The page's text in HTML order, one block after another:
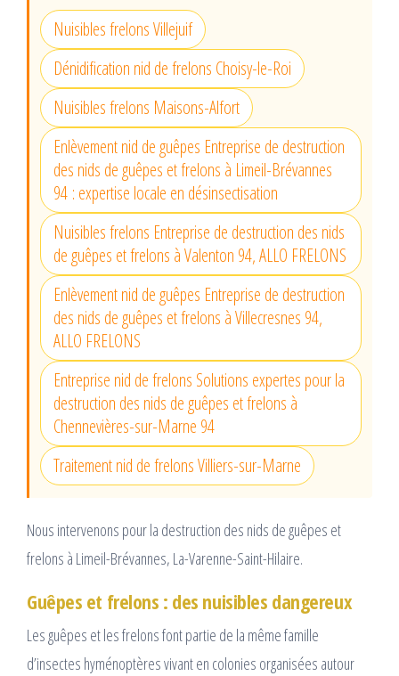
Nuisibles frelons Villejuif
Dénidification nid de frelons Choisy-le-Roi
Nuisibles frelons Maisons-Alfort
Enlèvement nid de guêpes Entreprise de destruction
des nids de guêpes et frelons à Limeil-Brévannes
94 : expertise locale en désinsectisation
Nuisibles frelons Entreprise de destruction des nids
de guêpes et frelons à Valenton 94, ALLO FRELONS
Enlèvement nid de guêpes Entreprise de destruction
des nids de guêpes et frelons à Villecresnes 94,
ALLO FRELONS
Entreprise nid de frelons Solutions expertes pour la
destruction des nids de guêpes et frelons à
Chennevières-sur-Marne 94
Traitement nid de frelons Villiers-sur-Marne
Nous intervenons pour la destruction des nids de guêpes et
frelons à Limeil-Brévannes, La-Varenne-Saint-Hilaire.
Guêpes et frelons : des nuisibles dangereux
Les guêpes et les frelons font partie de la même famille
d’insectes hyménoptères vivant en colonies organisées autour